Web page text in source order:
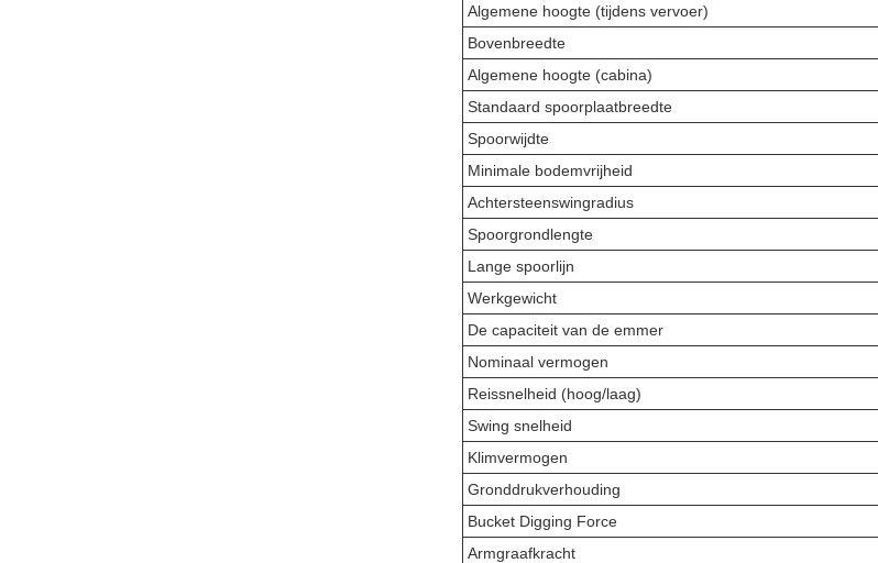
Algemene hoogte (tijdens vervoer)
Bovenbreedte
Algemene hoogte (cabina)
Standaard spoorplaatbreedte
Spoorwijdte
Minimale bodemvrijheid
Achtersteenswingradius
Spoorgrondlengte
Lange spoorlijn
Werkgewicht
De capaciteit van de emmer
Nominaal vermogen
Reissnelheid (hoog/laag)
Swing snelheid
Klimvermogen
Gronddrukverhouding
Bucket Digging Force
Armgraafkracht